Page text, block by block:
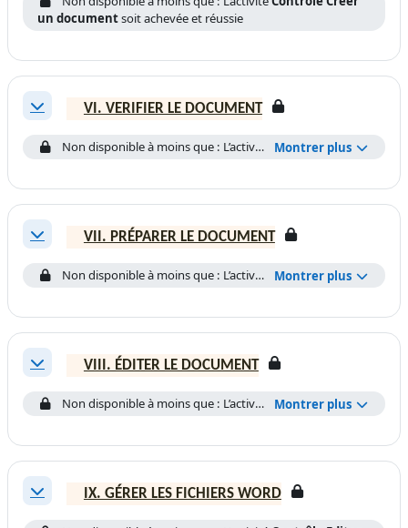
un documentsoit achevée et réussie
Replier VI. VERIFIER LE DOCUMENT
Montrer plus
Non disponible à moins que : L’activité Contrôle Mettre en
Replier VII. PRÉPARER LE DOCUMENT
Montrer plus
Non disponible à moins que : L’activité Contrôle Vérifier le
Replier VIII. ÉDITER LE DOCUMENT
Montrer plus
Non disponible à moins que : L’activité Contrôle Préparer le
Replier IX. GÉRER LES FICHIERS WORD